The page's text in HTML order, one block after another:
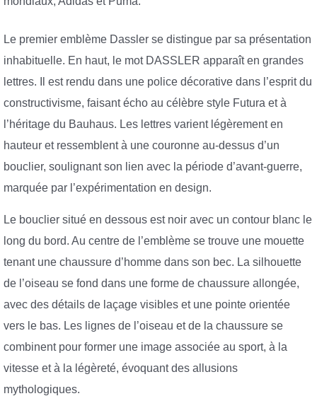
Le premier emblème Dassler se distingue par sa présentation
inhabituelle. En haut, le mot DASSLER apparaît en grandes
lettres. Il est rendu dans une police décorative dans l’esprit du
constructivisme, faisant écho au célèbre style Futura et à
l’héritage du Bauhaus. Les lettres varient légèrement en
hauteur et ressemblent à une couronne au-dessus d’un
bouclier, soulignant son lien avec la période d’avant-guerre,
marquée par l’expérimentation en design.
Le bouclier situé en dessous est noir avec un contour blanc le
long du bord. Au centre de l’emblème se trouve une mouette
tenant une chaussure d’homme dans son bec. La silhouette
de l’oiseau se fond dans une forme de chaussure allongée,
avec des détails de laçage visibles et une pointe orientée
vers le bas. Les lignes de l’oiseau et de la chaussure se
combinent pour former une image associée au sport, à la
vitesse et à la légèreté, évoquant des allusions
mythologiques.